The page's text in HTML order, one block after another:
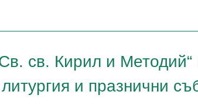
св. Кирил и
и празнични